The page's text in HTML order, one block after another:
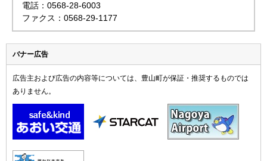
電話：0568-28-6003
ファクス：0568-29-1177
バナー広告
広告主および広告の内容等については、豊山町が保証・推奨するものでは
ありません。